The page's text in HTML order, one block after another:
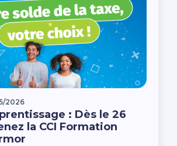
2026
: Dès le 26
la CCI Formation